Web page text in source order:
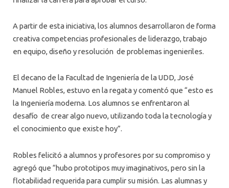
A partir de esta iniciativa, los alumnos desarrollaron de forma
creativa competencias profesionales de liderazgo, trabajo
en equipo, diseño y resolución de problemas ingenieriles.
El decano de la Facultad de Ingeniería de la UDD, José
Manuel Robles, estuvo en la regata y comentó que “esto es
la Ingeniería moderna. Los alumnos se enfrentaron al
desafío de crear algo nuevo, utilizando toda la tecnología y
el conocimiento que existe hoy”.
Robles felicitó a alumnos y profesores por su compromiso y
agregó que “hubo prototipos muy imaginativos, pero sin la
flotabilidad requerida para cumplir su misión. Las alumnas y